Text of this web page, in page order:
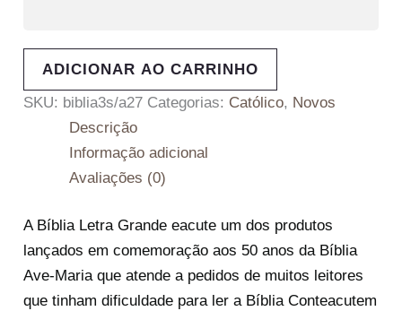
ADICIONAR AO CARRINHO
SKU: biblia3s/a27 Categorias: Católico, Novos
Descrição
Informação adicional
Avaliações (0)
A Bíblia Letra Grande eacute um dos produtos
lançados em comemoração aos 50 anos da Bíblia
Ave-Maria que atende a pedidos de muitos leitores
que tinham dificuldade para ler a Bíblia Conteacutem